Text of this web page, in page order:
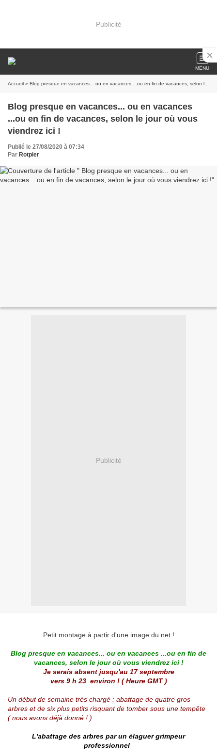
Publicité
MENU
Accueil » Blog presque en vacances... ou en vacances ...ou en fin de vacances, selon le jour où vous viendrez ici !
Blog presque en vacances... ou en vacances
...ou en fin de vacances, selon le jour où vous
viendrez ici !
Publié le 27/08/2020 à 07:34
Par Rotpier
Publicité
Petit montage à partir d'une image du net !
Blog presque en vacances... ou en vacances ...ou en fin de
vacances, selon le jour où vous viendrez ici !
Je serais absent jusqu'au 17 septembre
vers 9 h 23 environ ! ( Heure GMT )
Un début de semaine très chargé : abattage de quatre gros
arbres et de six plus petits risquant de tomber sous une tempête
( nous avons déjà donné ! )
L'abattage des arbres par un élaguer grimpeur
professionnel